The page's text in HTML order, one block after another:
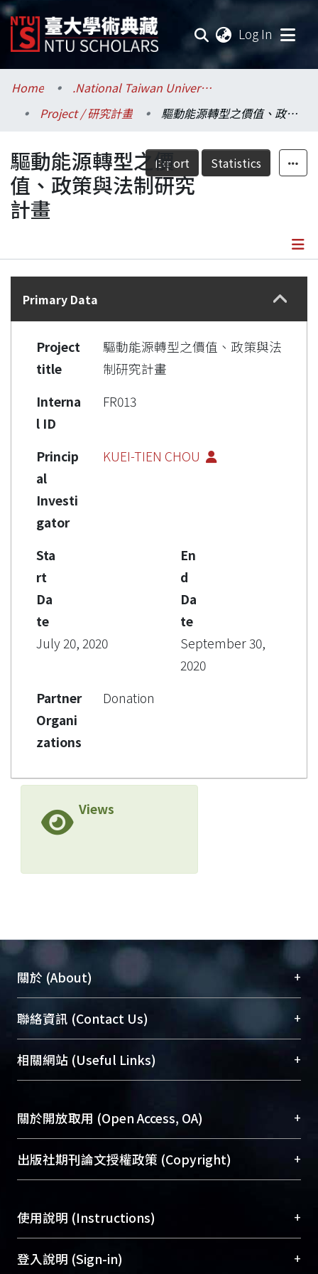
Log In
Communities & Collections
Research Outputs
Fundings & Projects
Researchers
Statistics
Home
.National Taiwan University / 國立臺灣大學
Project / 研究計畫
驅動能源轉型之價值、政策與法制研究計畫
Export Statistics
驅動能源轉型之價
值、政策與法制研究
計畫
Details
Primary Data
Project
title
驅動能源轉型之價值、政策與法
制研究計畫
Interna
l ID
FR013
Princip
al
Investi
gator
KUEI-TIEN CHOU
Sta
rt
Da
te
July 20, 2020
En
d
Da
te
September 30,
2020
Partner
Organi
zations
Donation
Views
關於 (About) +
臺大位居世界頂尖大學之列，為永久珍藏及向國際
展現本校豐碩的研究成果及學術能量，圖書館整合
機構典藏（NTUR）與學術庫（AH）不同功能平
台，成為臺大學術典藏NTU scholars。期能整合研
成果。
To permanently archive and promote researcher
profiles and scholarly works, Library integrates the
services of “NTU Repository” with “Academic
聯絡資訊 (Contact Us) +
總館學科館員(Main Library)
醫學圖書館學科館員(Medical Library)
Sciences Library)
相關網站 (Useful Links) +
關於開放取用 (Open Access, OA) +
開放取用是從使用者角度提升資訊取用性的社會運
動，應用在學術研究上是透過將研究著作公開供使
用逐年攀升。同時可加速研究發展、提升研究影響
Archive）平台。 （點選深入了解OA）
出版社期刊論文授權政策 (Copyright) +
含部分內容的版權非匯入者所有，或由第三方贊
助與合作完成，請確認該版權所有者及第三方同
意提供此授權。
使用說明 (Instructions) +
網站簡介(Quickstart Guide)
登入說明 (Sign-in) +